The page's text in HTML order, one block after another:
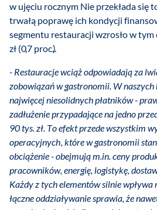
w ujęciu rocznym Nie przekłada się
trwałą poprawę ich kondycji
segmentu restauracji wzrosło w tym
zł (0,7 proc.).
- Restauracje wciąż odpowiadają za
zobowiązań w gastronomii. W naszych
najwięcej niesolidnych płatników -
zadłużenie przypadające na jedno
90 tys. zł. To efekt przede wszystkim
operacyjnych, które w gastronomii
obciążenie - obejmują m.in. ceny
pracowników, energię, logistykę,
Każdy z tych elementów silnie wpływa
łączne oddziaływanie sprawia, że